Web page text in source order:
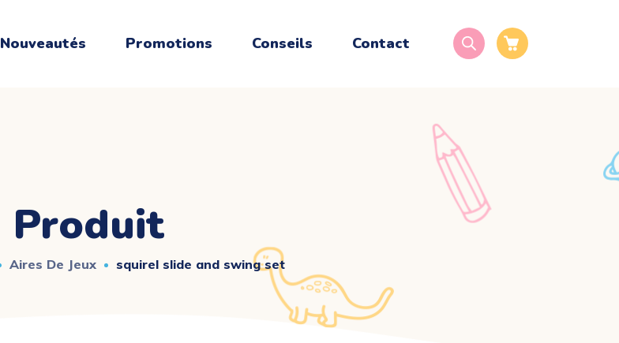
Nouveautés Promotions Conseils Contact
Produit
Aires De Jeux squirel slide and swing set